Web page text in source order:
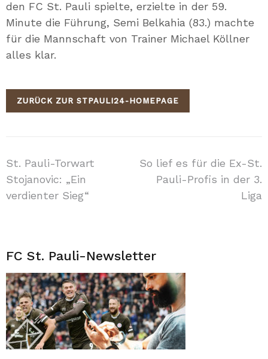
den FC St. Pauli spielte, erzielte in der 59.
Minute die Führung, Semi Belkahia (83.) machte
für die Mannschaft von Trainer Michael Köllner
alles klar.
ZURÜCK ZUR STPAULI24-HOMEPAGE
Beitragsnavigation
St. Pauli-Torwart
Stojanovic: „Ein
verdienter Sieg“
So lief es für die Ex-St.
Pauli-Profis in der 3.
Liga
FC St. Pauli-Newsletter